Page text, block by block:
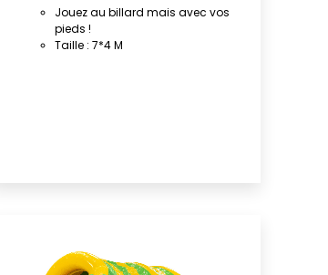
Jouez au billard mais avec vos
pieds !
Taille : 7*4 M